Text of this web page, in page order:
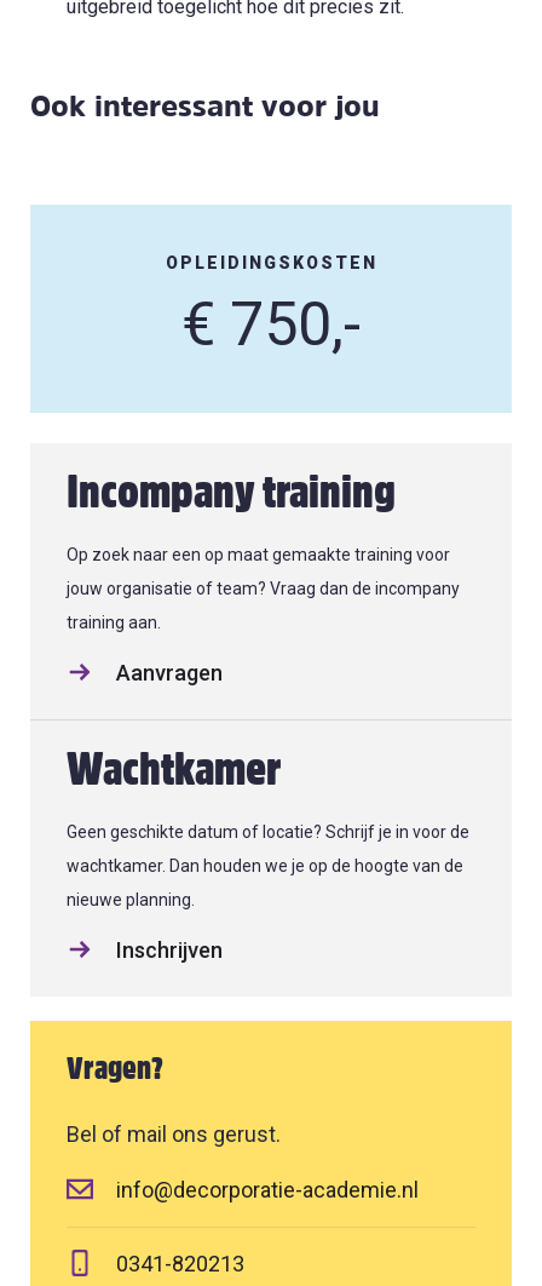
uitgebreid toegelicht hoe dit precies zit.
Ook interessant voor jou
OPLEIDINGSKOSTEN
€ 750,-
Incompany training
Op zoek naar een op maat gemaakte training voor
jouw organisatie of team? Vraag dan de incompany
training aan.
Aanvragen
Wachtkamer
Geen geschikte datum of locatie? Schrijf je in voor de
wachtkamer. Dan houden we je op de hoogte van de
nieuwe planning.
Inschrijven
Vragen?
Bel of mail ons gerust.
info@decorporatie-academie.nl
0341-820213